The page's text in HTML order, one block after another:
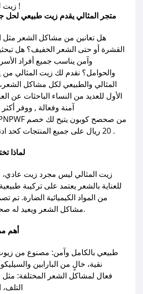
زيت لحل مشاكل الشعر !
متجر المثالي يقدم زيت طبيعي لحل
هل تعانين من مشاكل الشعر مثل
القشرة أو حتى الشعر الخفيف؟ هل
وآمن يناسب جميع أفراد
والحوامل؟ نقدم لك زيت المثالي من
المثالي والطبيعي لكل مشاكل الشعر،
الأول للعديد من النساء الباحثات عن
آمنة وفعالة , ووفر
20 ريال على جميع المنتجات كحد ادنى للسلة 250 ريال .
لماذا
زيت المثالي ليس مجرد زيت عادي،
من المواد الكيميائية الضارة. تم
مشاكل الشعر ويعيد له صحته وكثافته ولمعانه.
أهم مميزات زيت المثالي
نقية، خالٍ من البارابين